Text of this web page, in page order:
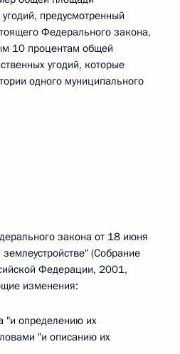
предусмотренный
Федерального закона,
10 процентам общей
угодий, которые
одного муниципального
закона от 18 июня
(Собрание
Федерации, 2001,
изменения:
"и определению их
"и описанию их